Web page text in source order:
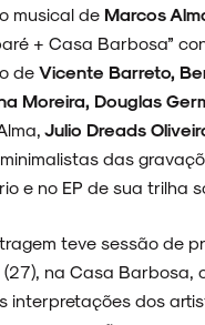
musical de Marcos
+ Casa Barbosa”
de Vicente Barreto,
Moreira, Douglas
Julio Dreads
das
e no EP de sua trilha
teve sessão de
na Casa Barbosa,
interpretações dos